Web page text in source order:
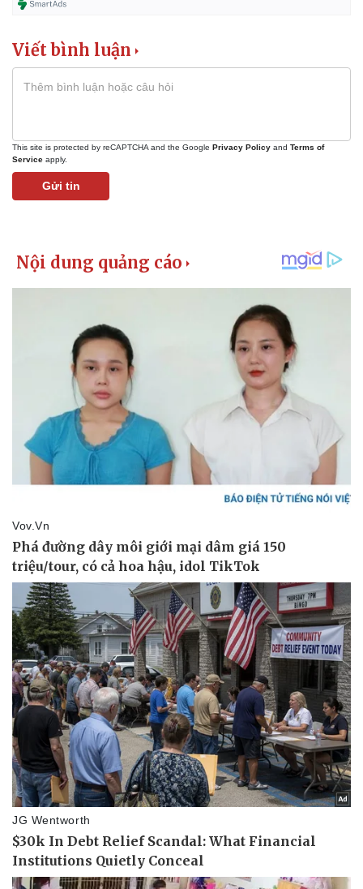
Pháp luật
Tin nóng
Tư vấn luật
Quân sự - Quốc phòng
Vũ khí
Việt Nam
Phân tích
Viết bình luận
This site is protected by reCAPTCHA and the Google Privacy Policy and Terms of
Service apply.
Gửi tin